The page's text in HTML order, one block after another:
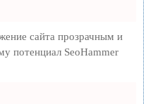
сайта прозрачным и
потенциал SeoHammer